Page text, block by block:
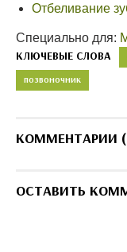
Отбеливание
Специально для:
КЛЮЧЕВЫЕ СЛОВА
ПОЗВОНОЧНИК
КОММЕНТАРИИ
ОСТАВИТЬ